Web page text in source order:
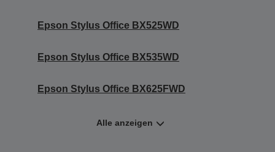
Epson Stylus Office BX525WD
Epson Stylus Office BX535WD
Epson Stylus Office BX625FWD
Alle anzeigen